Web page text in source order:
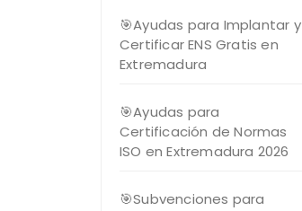
🎯Ayudas para Implantar y
Certificar ENS Gratis en
Extremadura
🎯Ayudas para
Certificación de Normas
ISO en Extremadura 2026
🎯Subvenciones para